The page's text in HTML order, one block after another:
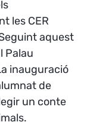
les CER
aquest
Palau
inauguració
de
un conte